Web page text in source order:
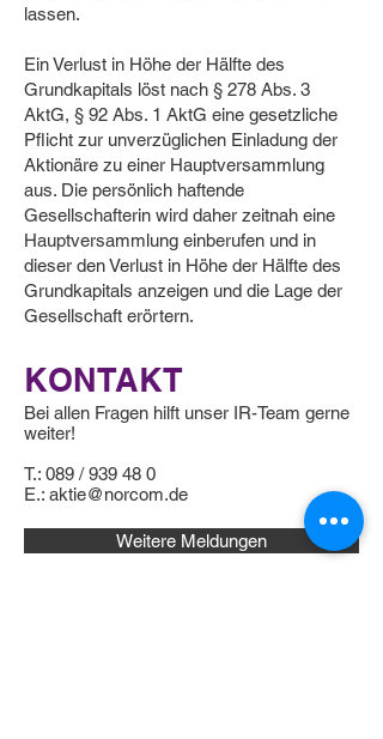
lassen.
Ein Verlust in Höhe der Hälfte des
Grundkapitals löst nach § 278 Abs. 3
AktG, § 92 Abs. 1 AktG eine gesetzliche
Pflicht zur unverzüglichen Einladung der
Aktionäre zu einer Hauptversammlung
aus. Die persönlich haftende
Gesellschafterin wird daher zeitnah eine
Hauptversammlung einberufen und in
dieser den Verlust in Höhe der Hälfte des
Grundkapitals anzeigen und die Lage der
Gesellschaft erörtern.
KONTAKT
Bei allen Fragen hilft unser IR-Team gerne
weiter!
T.: 089 / 939 48 0
E.: aktie@norcom.de
Weitere Meldungen